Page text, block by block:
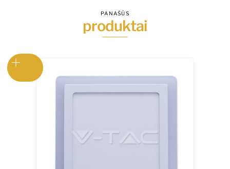
PANAŠŪS
produktai